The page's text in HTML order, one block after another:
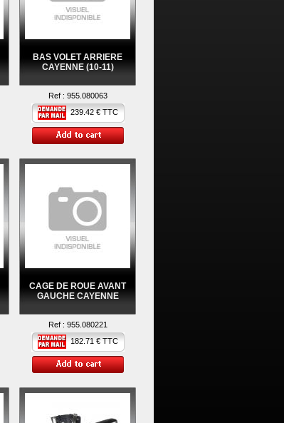
BAS VOLET ARRIERE
CAYENNE (10-11)
Ref : 955.080063
239.42 € TTC
CAGE DE ROUE AVANT
GAUCHE CAYENNE
Ref : 955.080221
182.71 € TTC